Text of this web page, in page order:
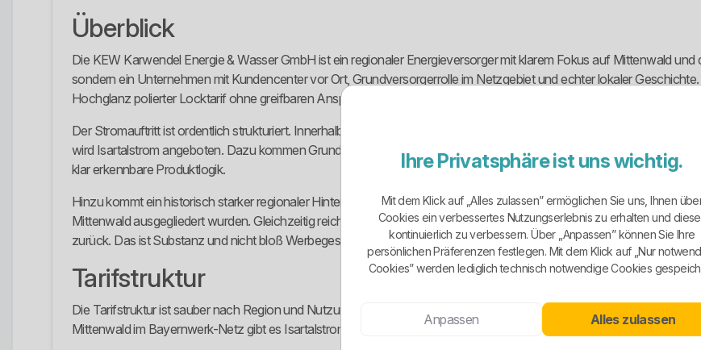
Überblick
Die KEW Karwendel Energie & Wasser GmbH ist ein regionaler Energieversorger mit klarem Fokus auf Mittenwald
sondern ein Unternehmen mit Kundencenter vor Ort, Grundversorgerrolle im Netzgebiet und echter lokaler
Hochglanz polierter Locktarif ohne greifbaren Ansprechpartner.
Der Stromauftritt ist ordentlich strukturiert. Innerhalb von Mittenwald steht Karwendelstrom im Mittelpunkt. Außerhalb
wird Isartalstrom angeboten. Dazu kommen Grundversorgung, Spezialprodukte für Wärmepumpen und
klar erkennbare Produktlogik.
Hinzu kommt ein historisch starker regionaler Hintergrund. Die heutige KEW wurde 1998 gegründet, nachdem Gas-,
Mittenwald ausgegliedert wurden. Gleichzeitig reicht die Stromgeschichte in Mittenwald deutlich weiter zurück, denn
zurück. Das ist Substanz und nicht bloß Werbegeschwätz.
Tarifstruktur
Die Tarifstruktur ist sauber nach Region und Nutzung getrennt. Für Kunden im Netzgebiet Mittenwald gibt es
Mittenwald im Bayernwerk-Netz gibt es Isartalstrom. Daneben läuft die gesetzliche Grundversorgung als Basistarif
Ihre Privatsphäre ist uns wichtig.
Mit dem Klick auf „Alles zulassen” ermöglichen Sie uns, Ihnen
Cookies ein verbessertes Nutzungserlebnis zu erhalten und
kontinuierlich zu verbessern. Über „Anpassen” können Sie Ihre
persönlichen Präferenzen festlegen. Mit dem Klick auf „Nur
Cookies” werden lediglich technisch notwendige Cookies
Anpassen Alles zulassen